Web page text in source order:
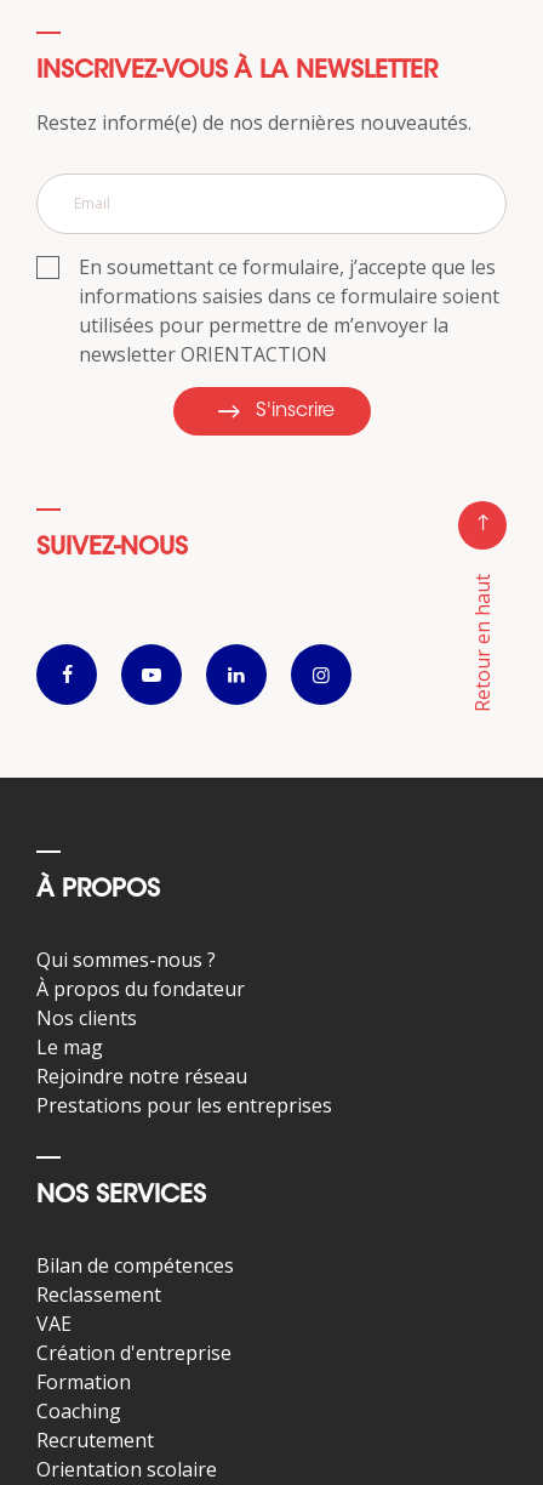
INSCRIVEZ-VOUS À LA NEWSLETTER
Restez informé(e) de nos dernières nouveautés.
En soumettant ce formulaire, j’accepte que les
informations saisies dans ce formulaire soient
utilisées pour permettre de m’envoyer la
newsletter ORIENTACTION
S'inscrire
SUIVEZ-NOUS
Retour en haut
À PROPOS
Qui sommes-nous ?
À propos du fondateur
Nos clients
Le mag
Rejoindre notre réseau
Prestations pour les entreprises
NOS SERVICES
Bilan de compétences
Reclassement
VAE
Création d'entreprise
Formation
Coaching
Recrutement
Orientation scolaire